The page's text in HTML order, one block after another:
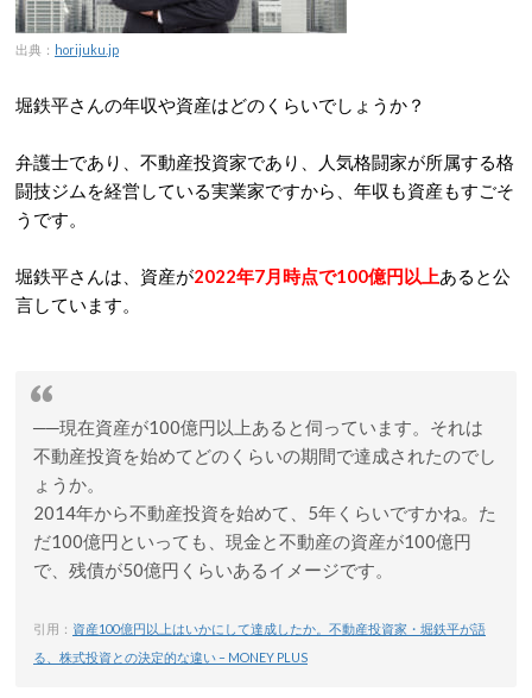
出典： horijuku.jp
堀鉄平さんの年収や資産はどのくらいでしょうか？
弁護士であり、不動産投資家であり、人気格闘家が所属する格
闘技ジムを経営している実業家ですから、年収も資産もすごそ
うです。
堀鉄平さんは、資産が2022年7月時点で100億円以上あると公
言しています。
──現在資産が100億円以上あると伺っています。それは
不動産投資を始めてどのくらいの期間で達成されたのでし
ょうか。
2014年から不動産投資を始めて、5年くらいですかね。た
だ100億円といっても、現金と不動産の資産が100億円
で、残債が50億円くらいあるイメージです。
引用： 資産100億円以上はいかにして達成したか。不動産投資家・堀鉄平が語
る、株式投資との決定的な違い – MONEY PLUS